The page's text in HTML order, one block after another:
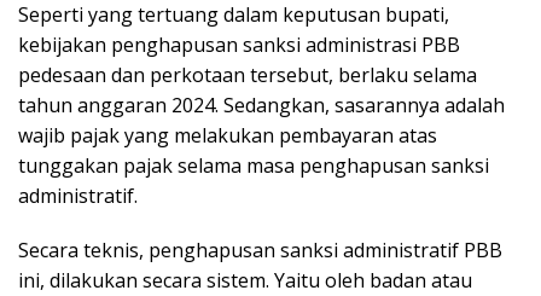
Seperti yang tertuang dalam keputusan bupati,
kebijakan penghapusan sanksi administrasi PBB
pedesaan dan perkotaan tersebut, berlaku selama
tahun anggaran 2024. Sedangkan, sasarannya adalah
wajib pajak yang melakukan pembayaran atas
tunggakan pajak selama masa penghapusan sanksi
administratif.
Secara teknis, penghapusan sanksi administratif PBB
ini, dilakukan secara sistem. Yaitu oleh badan atau